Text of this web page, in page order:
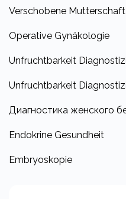
Verschobene Mutterschaft
Operative Gynäkologie
Unfruchtbarkeit
Unfruchtbarkeit
Диагностика женского
Endokrine Gesundheit
Embryoskopie